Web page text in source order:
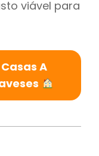
viável para
A